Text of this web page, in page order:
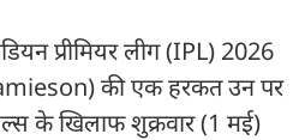
प्रीमियर लीग (IPL) 2026
की एक हरकत उन पर
के खिलाफ शुक्रवार (1 मई)